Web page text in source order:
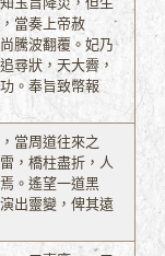
當奏上帝赦
騰波翻覆。妃乃
尋狀，天大霽，
。奉旨致幣報
當周道往來之
，橋柱盡折，人
。遙望一道黑
出靈變，俾其遠